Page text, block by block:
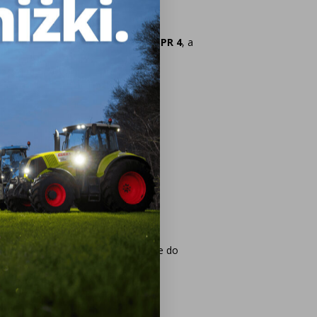
Większość modeli ma klasęCISPR 4, a
działanie radia i GPS-u
rozwiązania dopasowane do
Ci w razie pytań.